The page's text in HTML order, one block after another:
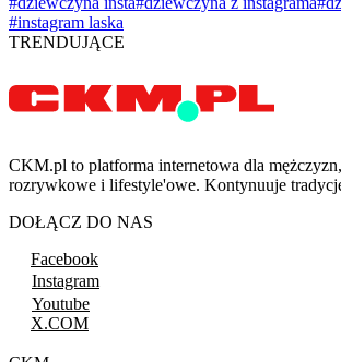
#instagram laska
TRENDUJĄCE
CKM.pl to platforma internetowa dla
rozrywkowe i lifestyle'owe. Kontynuuje
DOŁĄCZ DO NAS
Facebook
Instagram
Youtube
X.COM